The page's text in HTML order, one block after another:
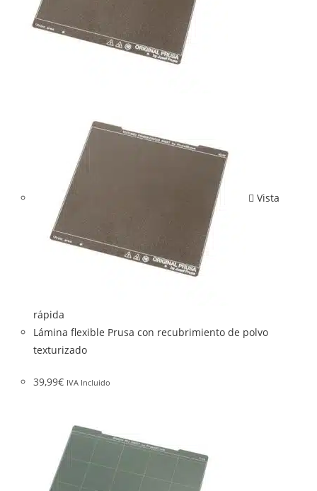
Vista
rápida
Lámina flexible Prusa con recubrimiento de polvo
texturizado
39,99€ IVA Incluido